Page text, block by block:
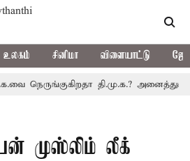
உலகம் சினிமா விளையாட்டு
நெருங்குகிறதா தி.மு.க.?
முஸ்லிம் லீக்